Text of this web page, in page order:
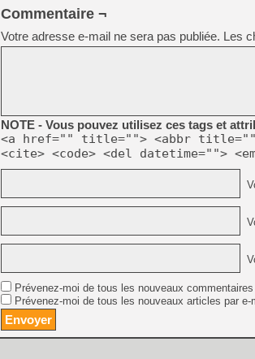
Commentaire ¬
Votre adresse e-mail ne sera pas publiée. Les
NOTE - Vous pouvez utilisez ces tags et
<a href="" title=""> <abbr
<cite> <code> <del datetime="">
Prévenez-moi de tous les nouveaux
Prévenez-moi de tous les nouveaux articles par e-